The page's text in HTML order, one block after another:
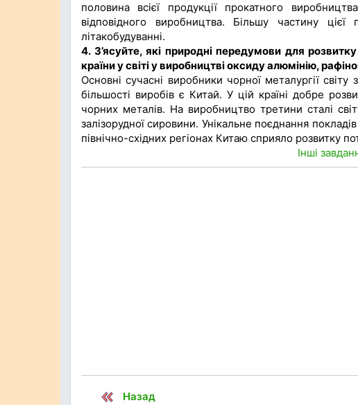
половина всієї продукції прокатного
відповідного виробництва. Більшу частину
літакобудуванні.
4. З’ясуйте, які природні передумови для
країни у світі у виробництві оксиду алюмінію,
Основні сучасні виробники чорної металургії
більшості виробів є Китай. У цій країні добре
чорних металів. На виробництво третини сталі
залізорудної сировини. Унікальне поєднання
північно-східних регіонах Китаю сприяло розвитку
Інші
Назад